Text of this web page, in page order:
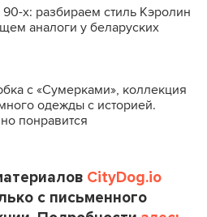
х: разбираем стиль Кэролин
аналоги у беларуских
с «Сумерками», коллекция
одежды с историей.
понравится
CityDog.io
с письменного